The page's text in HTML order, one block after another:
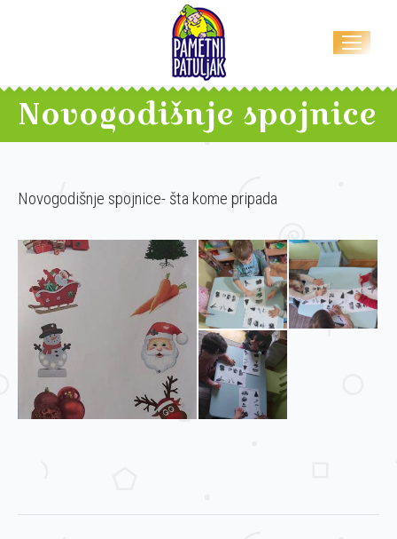
Novogodišnje spojnice
Novogodišnje spojnice- šta kome pripada